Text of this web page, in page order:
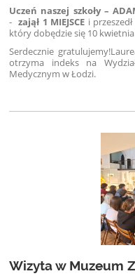
Uczeń naszej szkoły –
- zajął 1 MIEJSCE i
który dobędzie się 10
Serdecznie
otrzyma indeks na
Medycznym w Łodzi.
Wizyta w Muzeum